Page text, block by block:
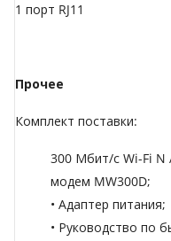
1 порт RJ11
Прочее
Комплект поставки:
300 Мбит/с Wi-Fi N
модем MW300D;
• Адаптер питания;
• Руководство по